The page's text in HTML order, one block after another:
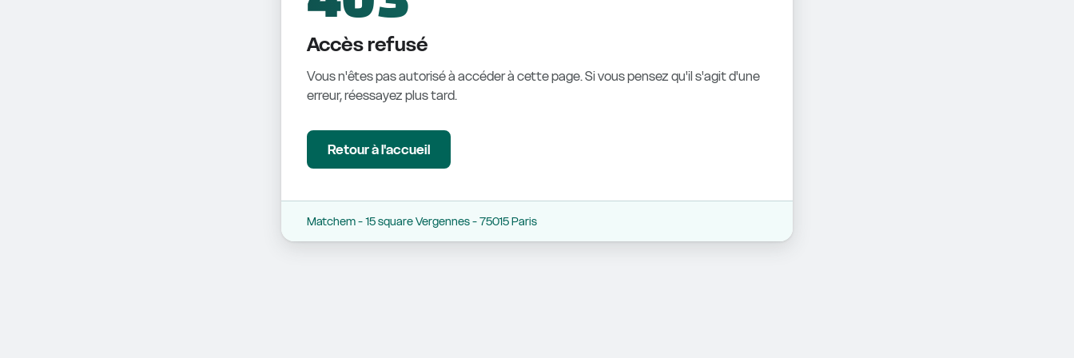
Accès refusé
Vous n'êtes pas autorisé à accéder à cette page. Si vous pensez qu'il s'agit d'une
erreur, réessayez plus tard.
Retour à l'accueil
Matchem - 15 square Vergennes - 75015 Paris